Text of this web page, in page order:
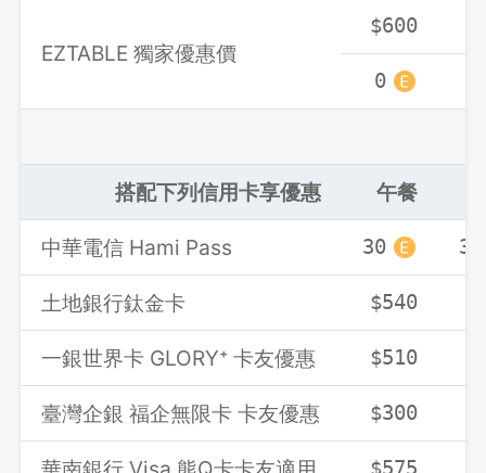
EZTABLE 獨家優惠價
$600
0
搭配下列信用卡享優惠 午餐
中華電信 Hami Pass 30 30
土地銀行鈦金卡 $540
一銀世界卡 GLORY⁺ 卡友優惠 $510
臺灣企銀 福企無限卡 卡友優惠 $300
$575
先不要 確認